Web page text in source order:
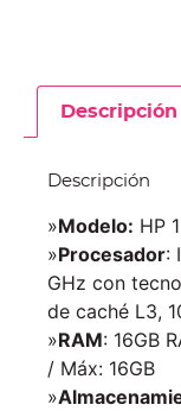
Descripción
Descripción
»Modelo: HP
»Procesador:
GHz con
de caché L3,
»RAM: 16GB
/ Máx: 16GB
»